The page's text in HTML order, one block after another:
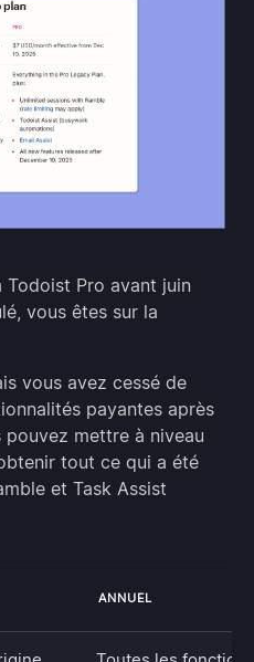
Todoist Pro avant juin
vous êtes sur la
vous avez cessé de
payantes après
pouvez mettre à niveau
tout ce qui a été
et Task Assist
ANNUEL